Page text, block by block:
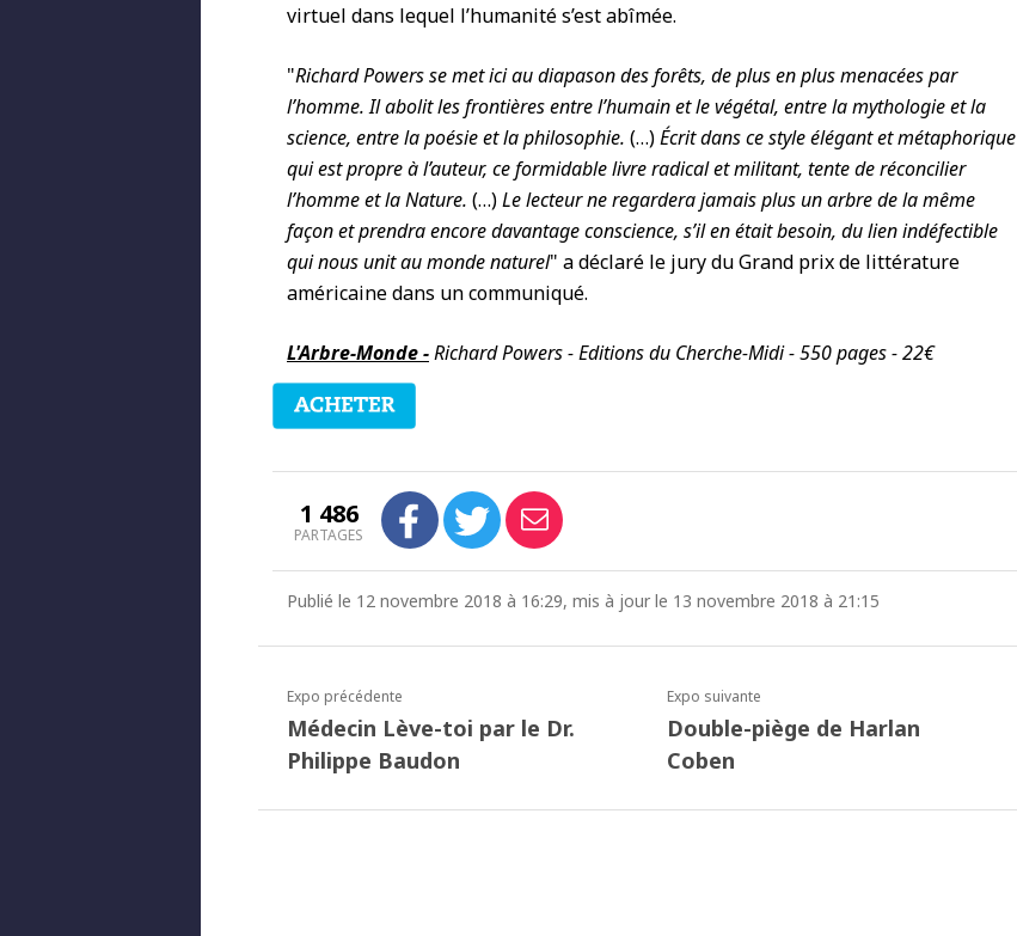
virtuel dans lequel l’humanité s’est abîmée.
"Richard Powers se met ici au diapason des forêts, de plus en plus menacées par
l’homme. Il abolit les frontières entre l’humain et le végétal, entre la mythologie et la
science, entre la poésie et la philosophie. (…)Écrit dans ce style élégant et métaphorique
qui est propre à l’auteur, ce formidable livre radical et militant, tente de réconcilier
l’homme et la Nature. (…)Le lecteur ne regardera jamais plus un arbre de la même
façon et prendra encore davantage conscience, s’il en était besoin, du lien indéfectible
qui nous unit au monde naturel" a déclaré le jury du Grand prix de littérature
américaine dans un communiqué.
L'Arbre-Monde -Richard Powers - Editions du Cherche-Midi - 550 pages - 22€
1 486
PARTAGES
Publié le 12 novembre 2018 à 16:29, mis à jour le 13 novembre 2018 à 21:15
Expo précédente
Médecin Lève-toi par le Dr.
Philippe Baudon
Expo suivante
Double-piège de Harlan
Coben